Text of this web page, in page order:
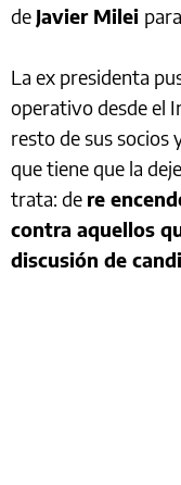
de Javier Milei
La ex presidenta
operativo desde el
resto de sus socios
que tiene que la
trata: de re
contra aquellos
discusión de